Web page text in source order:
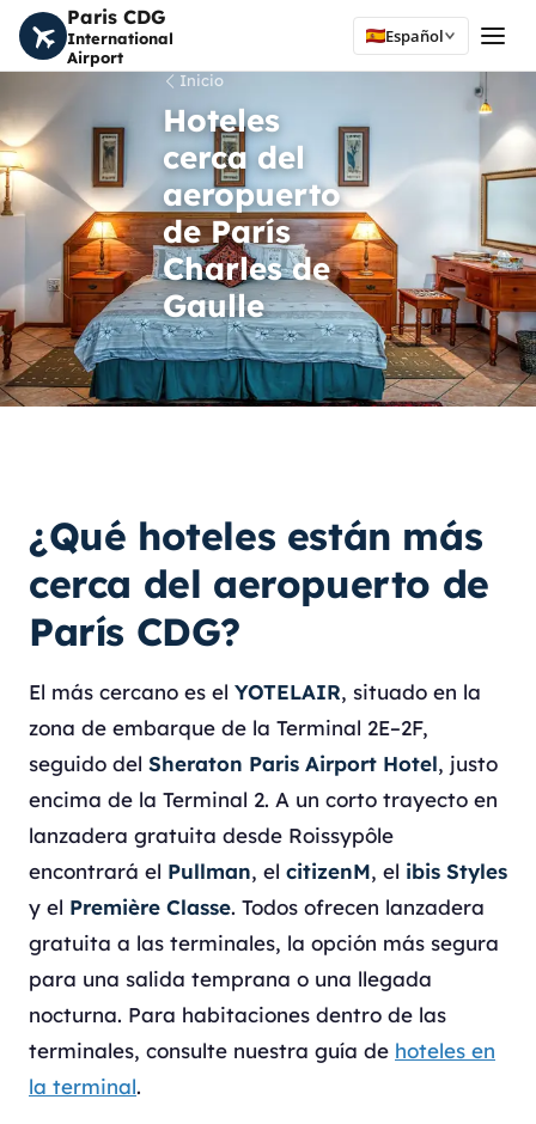
Paris CDG
International
Airport
Español
Inicio
Hoteles
cerca del
aeropuerto
de París
Charles de
Gaulle
¿Qué hoteles están más
cerca del aeropuerto de
París CDG?
El más cercano es el YOTELAIR, situado en la
zona de embarque de la Terminal 2E–2F,
seguido del Sheraton Paris Airport Hotel, justo
encima de la Terminal 2. A un corto trayecto en
lanzadera gratuita desde Roissypôle
encontrará el Pullman, el citizenM, el ibis Styles
y el Première Classe. Todos ofrecen lanzadera
gratuita a las terminales, la opción más segura
para una salida temprana o una llegada
nocturna. Para habitaciones dentro de las
terminales, consulte nuestra guía de hoteles en
la terminal.